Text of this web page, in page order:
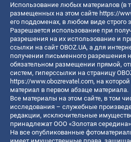
Использование любых материалов (в
размещенных на этом сайте https://
его поддоменах, в любом виде строго
Разрешается использование при
разрешения на их использование и
ссылки на сайт OBOZ.UA, а для
получении письменного разрешения
обязательном размещении прямой,
систем, гиперссылки на страницу
https://www.obozrevatel.com, на
материал в первом абзаце материала.
Все материалы на этом сайте, в том
исследования – служебные
редакции, исключительные
принадлежат ООО «Золотая
На все опубликованные